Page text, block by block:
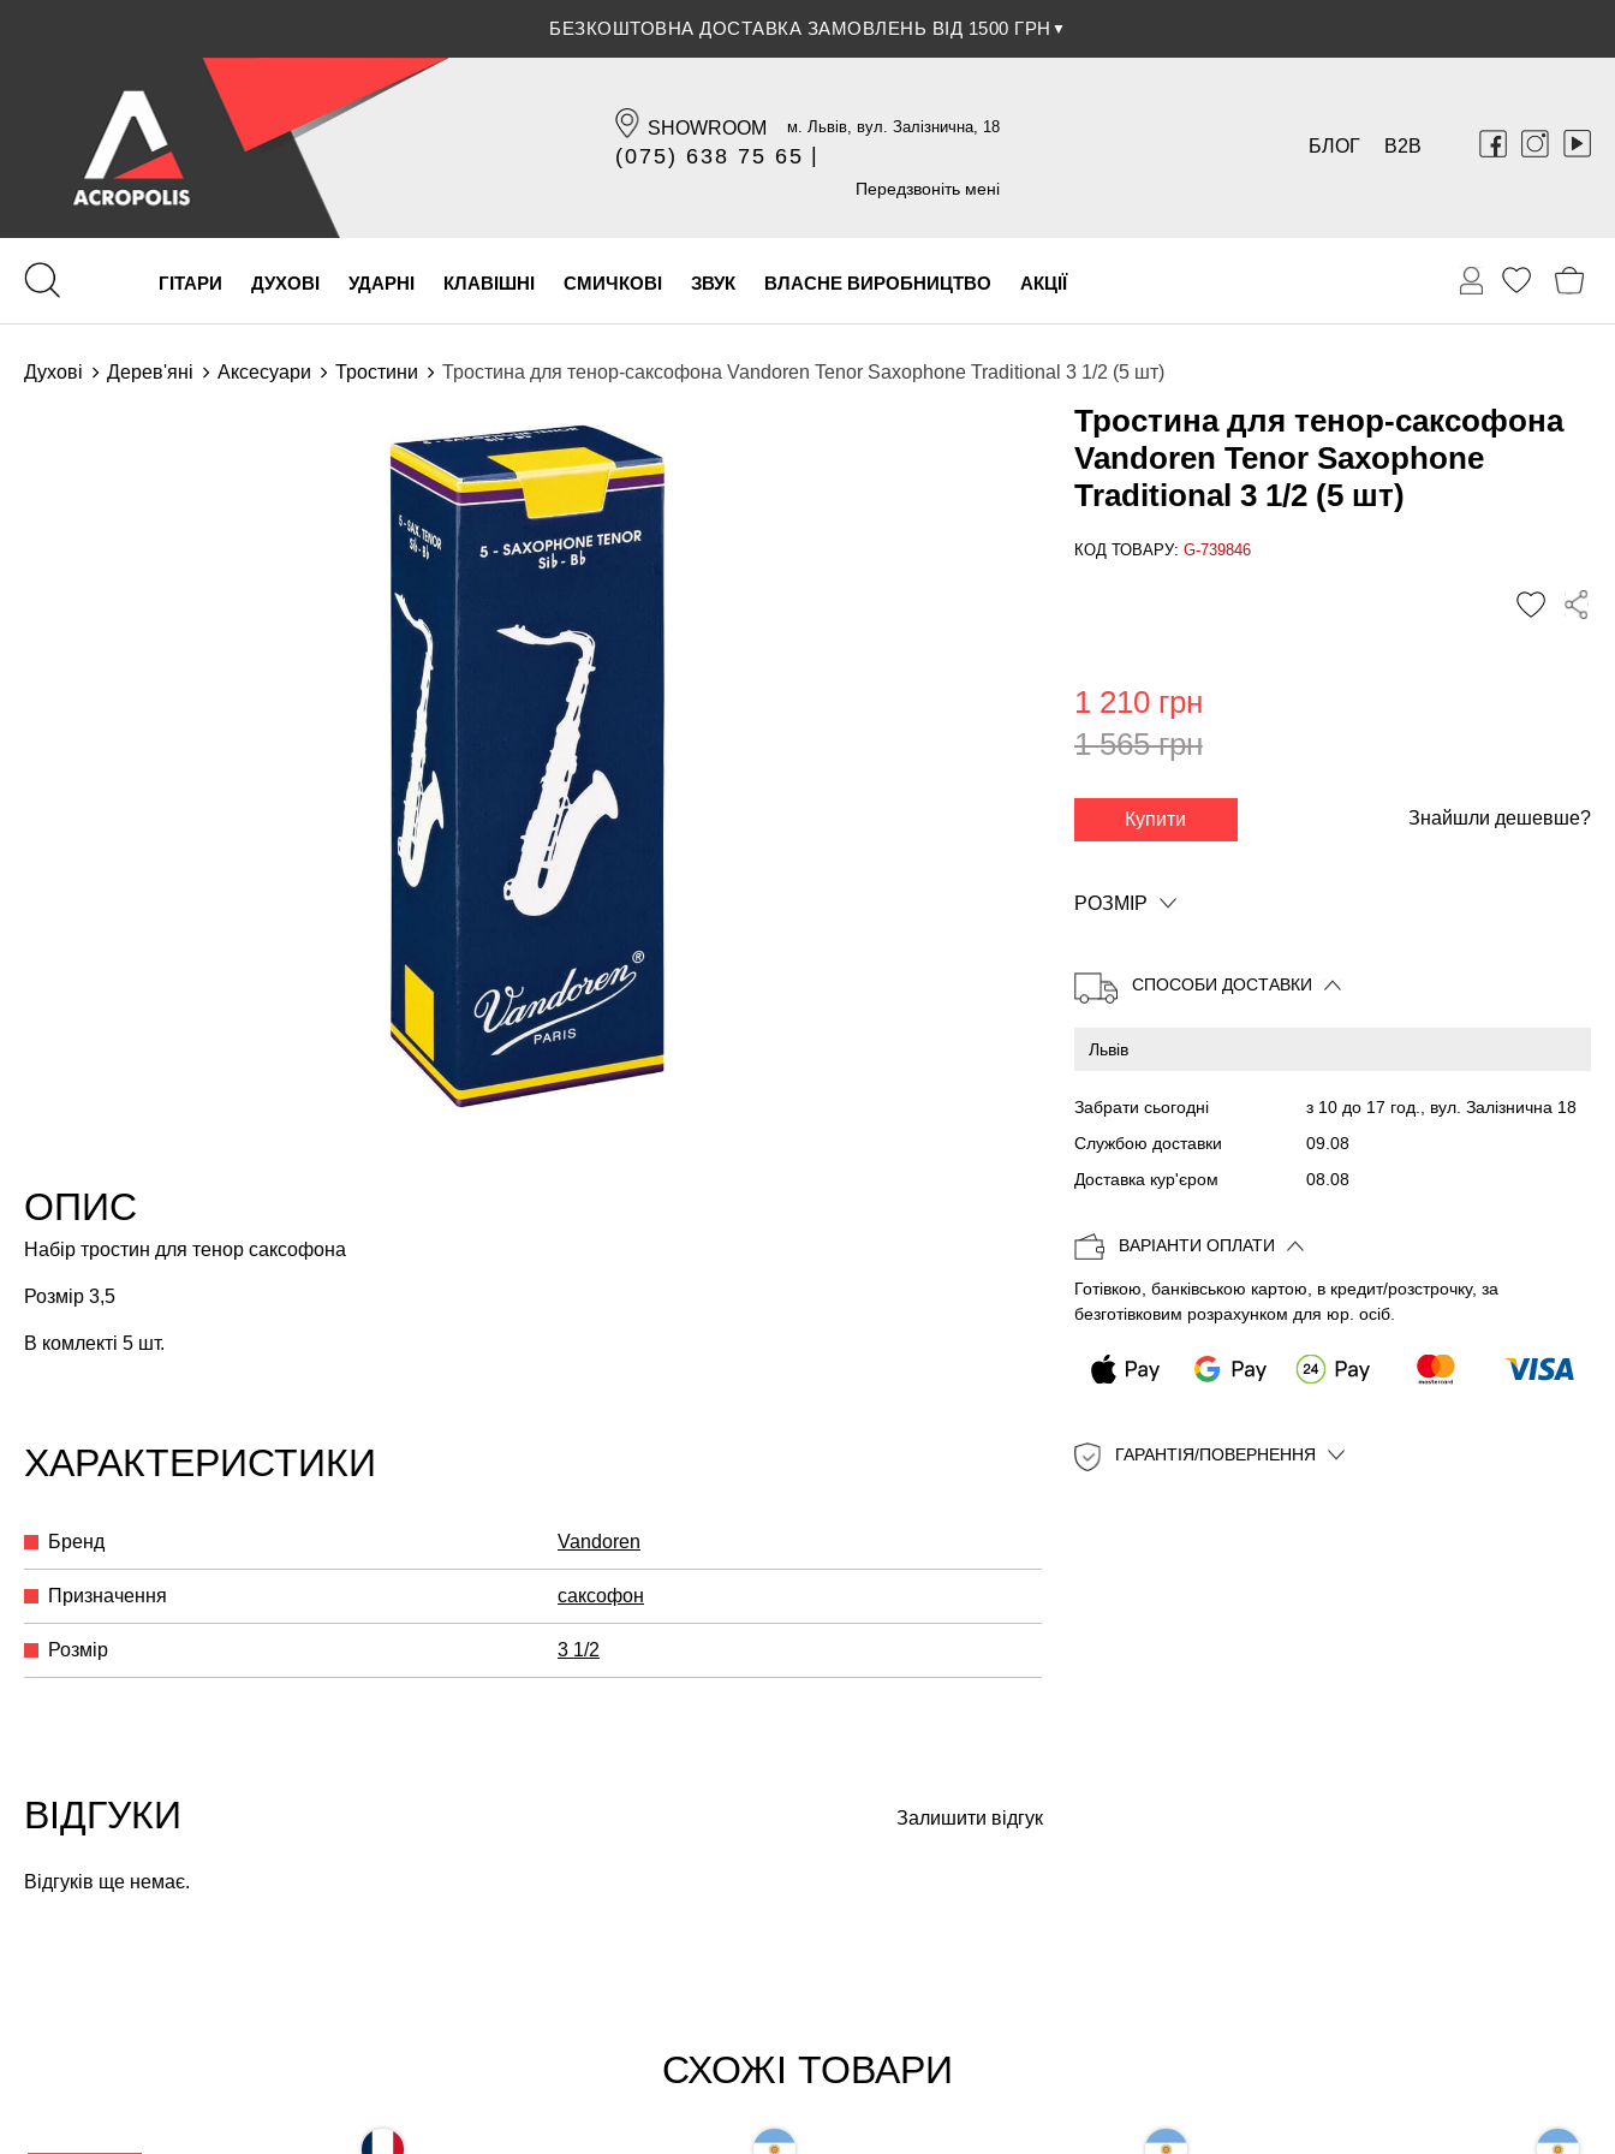
БЕЗКОШТОВНА ДОСТАВКА ЗАМОВЛЕНЬ ВІД 1500 ГРН ▼
ЗНИЖКА 5% ПРИ ОПЛАТІ БАНКІВСЬКОЮ КАРТКОЮ▼
SHOWROOM м. Львів, вул. Залізнична, 18
(075) 638 75 65
(096) 609 84 32
Передзвоніть мені
B2B
БЛОГ
ГІТАРИ ДУХОВІ УДАРНІ КЛАВІШНІ СМИЧКОВІ ЗВУК ВЛАСНЕ ВИРОБНИЦТВО АКЦІЇ
Духові Дерев'яні Аксесуари Тростини Тростина для тенор-саксофона Vandoren Tenor Saxophone Traditional 3 1/2 (5 шт)
Тростина для тенор-саксофона
Vandoren Tenor Saxophone
Traditional 3 1/2 (5 шт)
КОД ТОВАРУ: G-739846
✕
Копіювати
1 210 грн
1 565 грн
Купити Знайшли дешевше?
РОЗМІР
СПОСОБИ ДОСТАВКИ
Забрати сьогодні
з 10 до 17 год., вул. Залізнична 18
Службою доставки
09.08
Доставка кур'єром
08.08
ВАРІАНТИ ОПЛАТИ
Готівкою, банківською картою, в кредит/розстрочку, за
безготівковим розрахунком для юр. осіб.
ГАРАНТІЯ/ПОВЕРНЕННЯ
ОПИС
Набір тростин для тенор саксофона
Розмір 3,5
В комлекті 5 шт.
ХАРАКТЕРИСТИКИ
Бренд Vandoren
Призначення саксофон
Розмір 3 1/2
Залишити відгук
ВІДГУКИ
Відгуків ще немає.
СХОЖІ ТОВАРИ